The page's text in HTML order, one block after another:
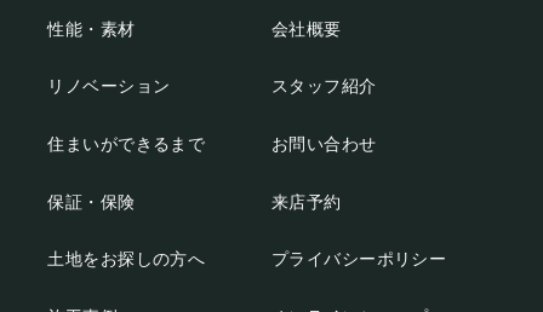
性能・素材
リノベーション
住まいができるまで
保証・保険
土地をお探しの方へ
会社概要
スタッフ紹介
お問い合わせ
来店予約
プライバシーポリシー